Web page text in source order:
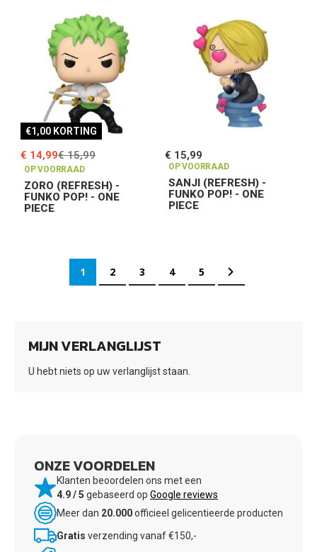
€1,00 KORTING
ZORO (REFRESH) -
FUNKO POP! - ONE
PIECE
€ 14,99€ 15,99
OP VOORRAAD
SANJI (REFRESH) -
FUNKO POP! - ONE
PIECE
€ 15,99
OP VOORRAAD
U lees momenteel pagina
1 Pagina
2 Pagina
3 Pagina
4 Pagina
5 Pagina
Ga verder
MIJN VERLANGLIJST
U hebt niets op uw verlanglijst staan.
ONZE VOORDELEN
Klanten beoordelen ons met een
4.9 / 5 gebaseerd op Google reviews
Meer dan 20.000officieel gelicentieerde producten
Gratis verzending vanaf €150,-